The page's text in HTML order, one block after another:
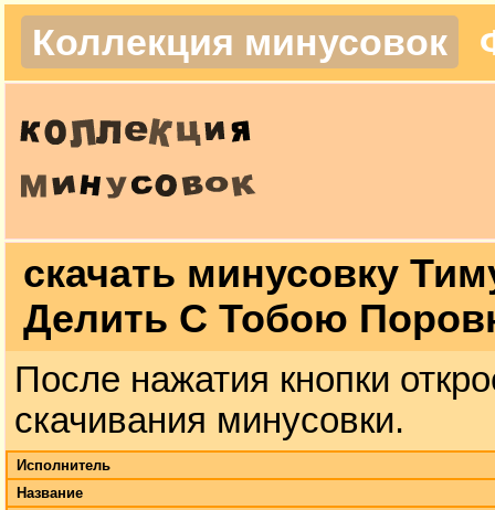
Коллекция минусовок
скачать минусовку
Делить С Тобою
После нажатия кнопки
скачивания минусовки.
Исполнитель
Название